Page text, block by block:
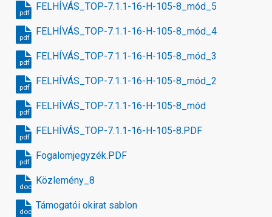
FELHÍVÁS_TOP-7.1.1-16-H-105-8_mód_5
pdf
FELHÍVÁS_TOP-7.1.1-16-H-105-8_mód_4
pdf
FELHÍVÁS_TOP-7.1.1-16-H-105-8_mód_3
pdf
FELHÍVÁS_TOP-7.1.1-16-H-105-8_mód_2
pdf
FELHÍVÁS_TOP-7.1.1-16-H-105-8_mód
pdf
FELHÍVÁS_TOP-7.1.1-16-H-105-8.PDF
pdf
Fogalomjegyzék.PDF
pdf
Közlemény_8
docx
Támogatói okirat sablon
docx